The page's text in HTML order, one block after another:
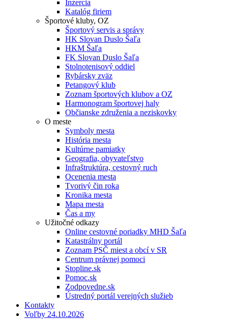
Inzercia
Katalóg firiem
Športové kluby, OZ
Športový servis a správy
HK Slovan Duslo Šaľa
HKM Šaľa
FK Slovan Duslo Šaľa
Stolnotenisový oddiel
Rybársky zväz
Petangový klub
Zoznam športových klubov a OZ
Harmonogram športovej haly
Občianske združenia a neziskovky
O meste
Symboly mesta
História mesta
Kultúrne pamiatky
Geografia, obyvateľstvo
Infraštruktúra, cestovný ruch
Ocenenia mesta
Tvorivý čin roka
Kronika mesta
Mapa mesta
Čas a my
Užitočné odkazy
Online cestovné poriadky MHD Šaľa
Katastrálny portál
Zoznam PSČ miest a obcí v SR
Centrum právnej pomoci
Stopline.sk
Pomoc.sk
Zodpovedne.sk
Ústredný portál verejných služieb
Kontakty
Voľby 24.10.2026